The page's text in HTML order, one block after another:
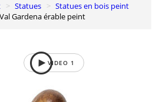
Statues
Statues en bois peint
Gardena érable peint
VIDEO 1